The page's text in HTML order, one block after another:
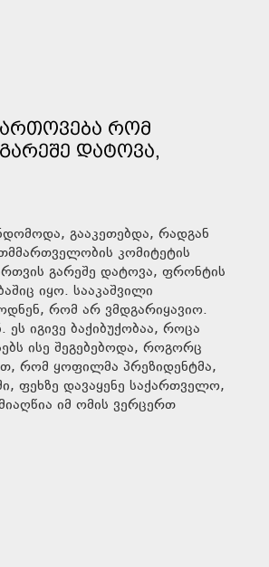
ᲠᲝᲛ
ᲓᲐᲢᲝᲕᲐ,
გააკეთებდა, რადგან
კომიტეტის
გარეშე დატოვა, ფრონტის
იყო. სააკაშვილი
რომ არ ვმდგარიყავიო.
იგივე ბაქიბუქობაა, როცა
ისე შეგებებოდა, როგორც
რომ ყოფილმა პრეზიდენტმა,
ფეხზე დავაყენე საქართველო,
იმ ომის ვერცერთ